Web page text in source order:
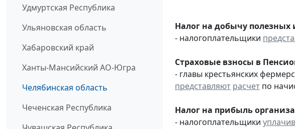
Удмуртская Республика
Ульяновская область
Хабаровский край
Ханты-Мансийский АО-Югра
Челябинская область
Чеченская Республика
Налог на добычу полезных
- налогоплательщики
Страховые взносы в
- главы крестьянских
представляют расчет по
Налог на прибыль
- налогоплательщики